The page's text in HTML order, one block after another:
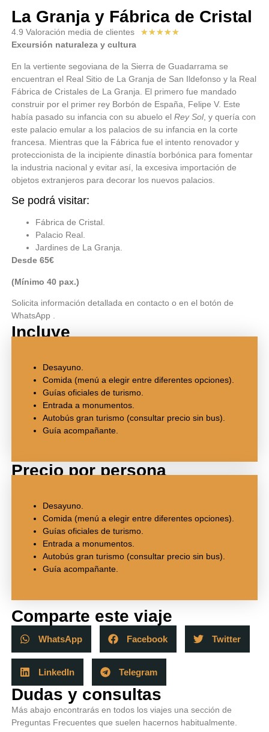
La Granja y Fábrica de Cristal
4.9 Valoración media de clientes ★★★★★
Excursión naturaleza y cultura
En la vertiente segoviana de la Sierra de Guadarrama se
encuentran el Real Sitio de La Granja de San Ildefonso y la Real
Fábrica de Cristales de La Granja. El primero fue mandado
construir por el primer rey Borbón de España, Felipe V. Este
había pasado su infancia con su abuelo el Rey Sol, y quería con
este palacio emular a los palacios de su infancia en la corte
francesa. Mientras que la Fábrica fue el intento renovador y
proteccionista de la incipiente dinastía borbónica para fomentar
la industria nacional y evitar así, la excesiva importación de
objetos extranjeros para decorar los nuevos palacios.
Se podrá visitar:
Fábrica de Cristal.
Palacio Real.
Jardines de La Granja.
Desde 65€
(Mínimo 40 pax.)
Solicita información detallada en contacto o en el botón de
WhatsApp .
Incluye
Desayuno.
Comida (menú a elegir entre diferentes opciones).
Guías oficiales de turismo.
Entrada a monumentos.
Autobús gran turismo (consultar precio sin bus).
Guía acompañante.
Precio por persona
Desayuno.
Comida (menú a elegir entre diferentes opciones).
Guías oficiales de turismo.
Entrada a monumentos.
Autobús gran turismo (consultar precio sin bus).
Guía acompañante.
Comparte este viaje
WhatsApp Facebook Twitter
LinkedIn Telegram
Dudas y consultas
Más abajo encontrarás en todos los viajes una sección de
Preguntas Frecuentes que suelen hacernos habitualmente.